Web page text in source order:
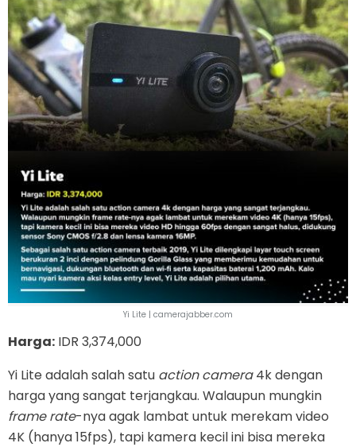
Yi Lite | camerajabber.com
Harga: IDR 3,374,000
Yi Lite adalah salah satu action camera4k dengan
harga yang sangat terjangkau. Walaupun mungkin
frame rate-nya agak lambat untuk merekam video
4K (hanya 15fps), tapi kamera kecil ini bisa mereka